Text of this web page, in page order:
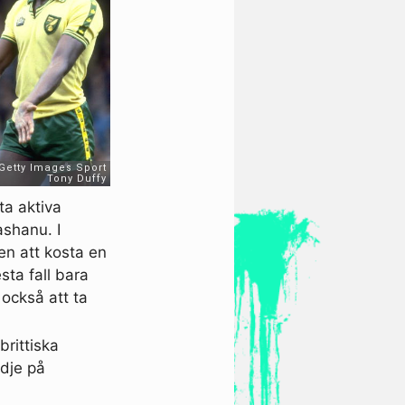
aktiva
I
att kosta en
fall bara
att ta
på